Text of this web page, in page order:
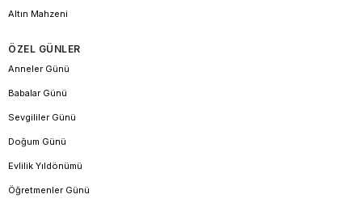
Altın Mahzeni
ÖZEL GÜNLER
Anneler Günü
Babalar Günü
Sevgililer Günü
Doğum Günü
Evlilik Yıldönümü
Öğretmenler Günü